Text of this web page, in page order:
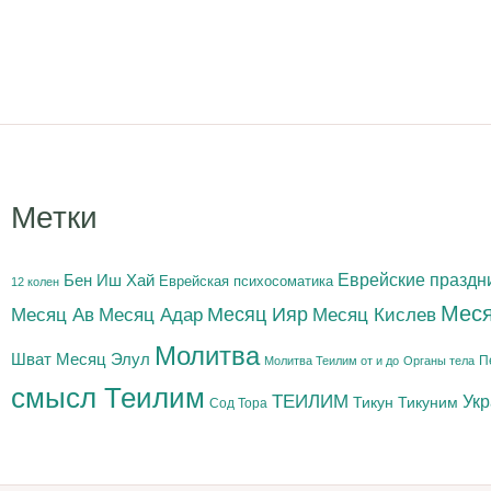
Метки
12 колен Бен Иш Хай Еврейская психосоматика Еврейские
Месяц Ав Месяц Адар Месяц Ияр Месяц Кислев
Шват Месяц Элул Молитва Молитва Теилим от и до Органы тела
смысл Теилим Сод Тора ТЕИЛИМ Тикун Тикуним